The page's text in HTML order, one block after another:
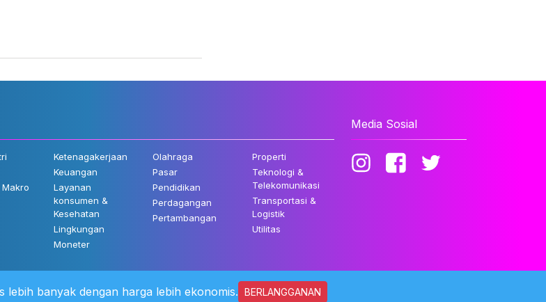
Makro
Ketenagakerjaan
Keuangan
Layanan
konsumen &
Kesehatan
Lingkungan
Moneter
Olahraga
Pasar
Pendidikan
Perdagangan
Pertambangan
Properti
Teknologi &
Telekomunikasi
Transportasi &
Logistik
Utilitas
Media Sosial
©2022 Katadata. Hak cipta dilindungi Undang-undang.
lebih banyak dengan harga lebih ekonomis. BERLANGGANAN